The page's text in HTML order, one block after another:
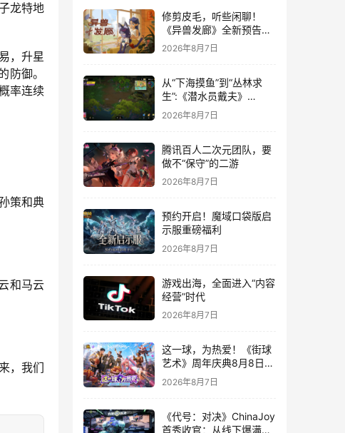
龙特地
，升星
御。
率连续
策和典
和马云
，我们
修剪皮毛，听些闲聊！
《异兽发廊》全新预告与
Steam免费试玩公开
2026年8月7日
从“下海摸鱼”到“丛林求
生”:《潜水员戴夫》
DLC《丛林》移动端定档
8月14日
2026年8月7日
腾讯百人二次元团队，要
做不“保守”的二游
2026年8月7日
预约开启！魔域口袋版启
示服重磅福利
2026年8月7日
游戏出海，全面进入“内容
经营”时代
2026年8月7日
这一球，为热爱！《街球
艺术》周年庆典8月8日正
式上线，多重福利与全新
内容同步开启
2026年8月7日
《代号：对决》ChinaJoy
首秀收官：从线下爆满看